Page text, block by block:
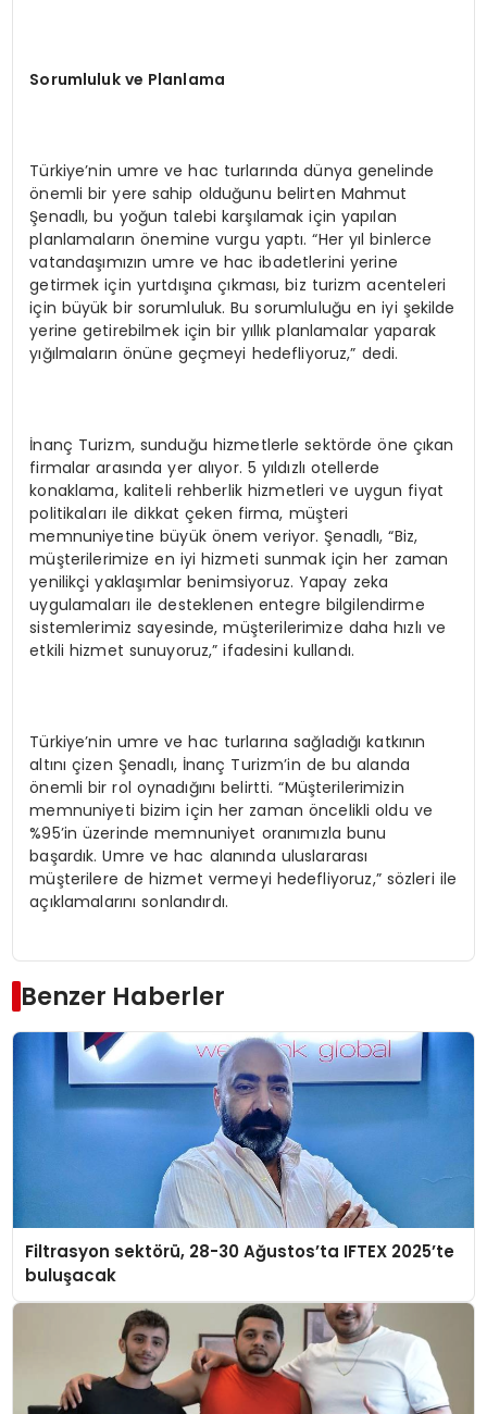
Sorumluluk ve Planlama
Türkiye’nin umre ve hac turlarında dünya genelinde
önemli bir yere sahip olduğunu belirten Mahmut
Şenadlı, bu yoğun talebi karşılamak için yapılan
planlamaların önemine vurgu yaptı. “Her yıl binlerce
vatandaşımızın umre ve hac ibadetlerini yerine
getirmek için yurtdışına çıkması, biz turizm acenteleri
için büyük bir sorumluluk. Bu sorumluluğu en iyi şekilde
yerine getirebilmek için bir yıllık planlamalar yaparak
yığılmaların önüne geçmeyi hedefliyoruz,” dedi.
İnanç Turizm, sunduğu hizmetlerle sektörde öne çıkan
firmalar arasında yer alıyor. 5 yıldızlı otellerde
konaklama, kaliteli rehberlik hizmetleri ve uygun fiyat
politikaları ile dikkat çeken firma, müşteri
memnuniyetine büyük önem veriyor. Şenadlı, “Biz,
müşterilerimize en iyi hizmeti sunmak için her zaman
yenilikçi yaklaşımlar benimsiyoruz. Yapay zeka
uygulamaları ile desteklenen entegre bilgilendirme
sistemlerimiz sayesinde, müşterilerimize daha hızlı ve
etkili hizmet sunuyoruz,” ifadesini kullandı.
Türkiye’nin umre ve hac turlarına sağladığı katkının
altını çizen Şenadlı, İnanç Turizm’in de bu alanda
önemli bir rol oynadığını belirtti. “Müşterilerimizin
memnuniyeti bizim için her zaman öncelikli oldu ve
%95’in üzerinde memnuniyet oranımızla bunu
başardık. Umre ve hac alanında uluslararası
müşterilere de hizmet vermeyi hedefliyoruz,” sözleri ile
açıklamalarını sonlandırdı.
Benzer Haberler
Filtrasyon sektörü, 28-30 Ağustos’ta IFTEX 2025’te
buluşacak